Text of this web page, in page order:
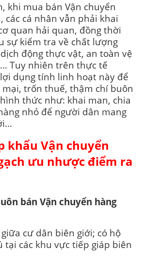
khi mua bán Vận chuyển
các cá nhân vẫn phải khai
quan hải quan, đồng thời
sự kiểm tra về chất lượng
động thực vật, an toàn vệ
Tuy nhiên trên thực tế
dụng tính linh hoạt này để
trốn thuế, thậm chí buôn
thức như: khai man, chia
nhỏ để người dân mang
khẩu Vận chuyển
ưu nhược điểm ra
bán Vận chuyển hàng
cư dân biên giới; có hộ
các khu vực tiếp giáp biên